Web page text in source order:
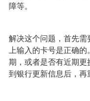
障等。
解决这个问题，首先需
上输入的卡号是正确
期，或者是否有近期
到银行更新信息后，再